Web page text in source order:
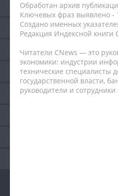
Обработан архив
Ключевых фраз выявлено -
Создано именных
Редакция Индексной книги
Читатели CNews — это
экономики: индустрии
технические специалисты
государственной власти,
руководители и